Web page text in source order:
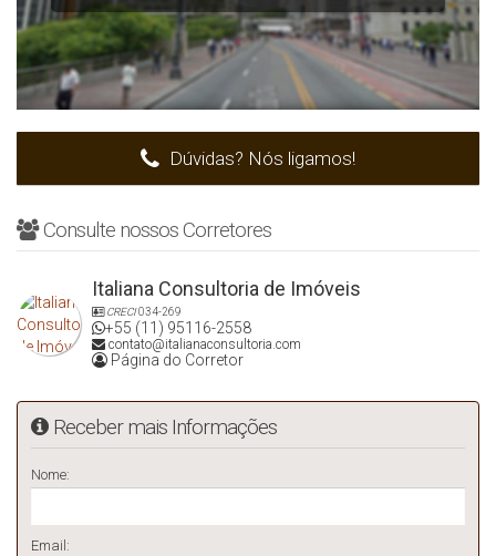
Dúvidas? Nós ligamos!
Consulte nossos Corretores
Italiana Consultoria de Imóveis
CRECI034-269
+55 (11) 95116-2558
contato@italianaconsultoria.com
Página do Corretor
Receber mais Informações
Nome:
Email: